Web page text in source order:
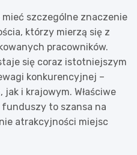
szczególne znaczenie
którzy mierzą się z
pracowników.
się coraz istotniejszym
konkurencyjnej –
i krajowym. Właściwe
to szansa na
atrakcyjności miejsc